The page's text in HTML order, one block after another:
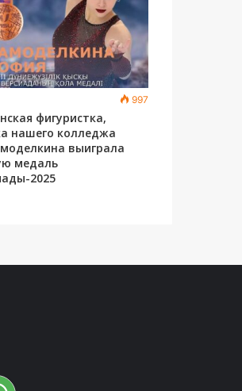
997
фигуристка,
нашего колледжа
выиграла
медаль
2025